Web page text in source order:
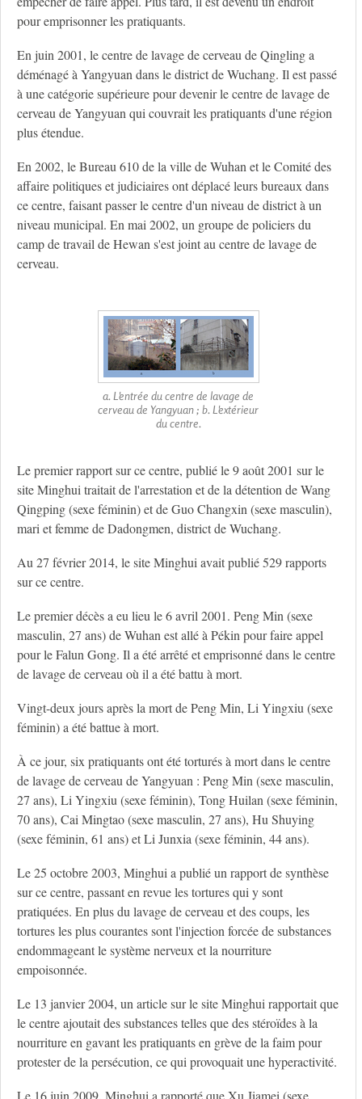
pour emprisonner les pratiquants.
En juin 2001, le centre de lavage de cerveau de Qingling a
déménagé à Yangyuan dans le district de Wuchang. Il est passé
à une catégorie supérieure pour devenir le centre de lavage de
cerveau de Yangyuan qui couvrait les pratiquants d'une région
plus étendue.
En 2002, le Bureau 610 de la ville de Wuhan et le Comité des
affaire politiques et judiciaires ont déplacé leurs bureaux dans
ce centre, faisant passer le centre d'un niveau de district à un
niveau municipal. En mai 2002, un groupe de policiers du
camp de travail de Hewan s'est joint au centre de lavage de
cerveau.
a. L'entrée du centre de lavage de
cerveau de Yangyuan ; b. L'extérieur
du centre.
Le premier rapport sur ce centre, publié le 9 août 2001 sur le
site Minghui traitait de l'arrestation et de la détention de Wang
Qingping (sexe féminin) et de Guo Changxin (sexe masculin),
mari et femme de Dadongmen, district de Wuchang.
Au 27 février 2014, le site Minghui avait publié 529 rapports
sur ce centre.
Le premier décès a eu lieu le 6 avril 2001. Peng Min (sexe
masculin, 27 ans) de Wuhan est allé à Pékin pour faire appel
pour le Falun Gong. Il a été arrêté et emprisonné dans le centre
de lavage de cerveau où il a été battu à mort.
Vingt-deux jours après la mort de Peng Min, Li Yingxiu (sexe
féminin) a été battue à mort.
À ce jour, six pratiquants ont été torturés à mort dans le centre
de lavage de cerveau de Yangyuan : Peng Min (sexe masculin,
27 ans), Li Yingxiu (sexe féminin), Tong Huilan (sexe féminin,
70 ans), Cai Mingtao (sexe masculin, 27 ans), Hu Shuying
(sexe féminin, 61 ans) et Li Junxia (sexe féminin, 44 ans).
Le 25 octobre 2003, Minghui a publié un rapport de synthèse
sur ce centre, passant en revue les tortures qui y sont
pratiquées. En plus du lavage de cerveau et des coups, les
tortures les plus courantes sont l'injection forcée de substances
endommageant le système nerveux et la nourriture
empoisonnée.
Le 13 janvier 2004, un article sur le site Minghui rapportait que
le centre ajoutait des substances telles que des stéroïdes à la
nourriture en gavant les pratiquants en grève de la faim pour
protester de la persécution, ce qui provoquait une hyperactivité.